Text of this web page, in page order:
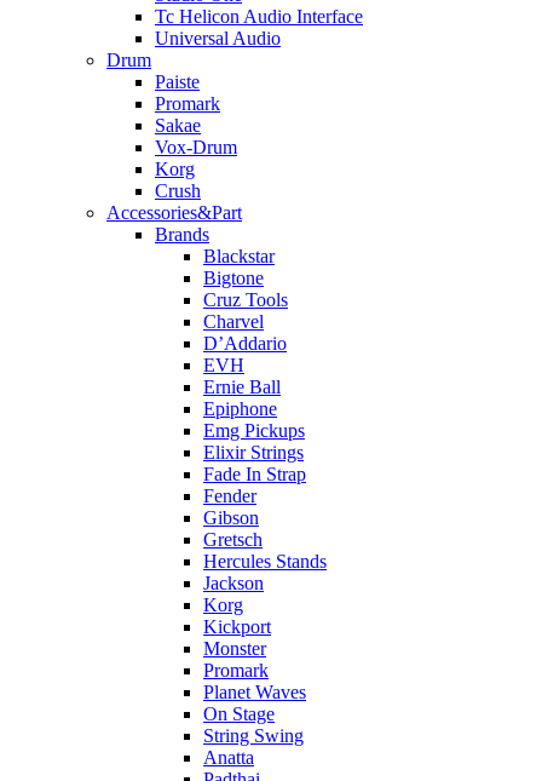
Tc Helicon Audio Interface
Universal Audio
Drum
Paiste
Promark
Sakae
Vox-Drum
Korg
Crush
Accessories&Part
Brands
Blackstar
Bigtone
Cruz Tools
Charvel
D’Addario
EVH
Ernie Ball
Epiphone
Emg Pickups
Elixir Strings
Fade In Strap
Fender
Gibson
Gretsch
Hercules Stands
Jackson
Korg
Kickport
Monster
Promark
Planet Waves
On Stage
String Swing
Anatta